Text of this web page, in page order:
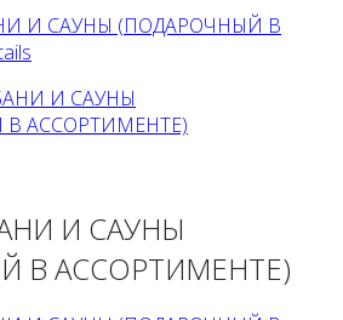
И САУНЫ (ПОДАРОЧНЫЙ В
И САУНЫ
В АССОРТИМЕНТЕ)